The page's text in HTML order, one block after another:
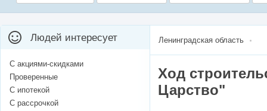
Ленинградская область
Ход
Царство"
Людей интересует
С акциями-скидками
Проверенные
С ипотекой
С рассрочкой